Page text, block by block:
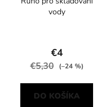
vody
€4
€5,30 (–24 %)
DO KOŠÍKA